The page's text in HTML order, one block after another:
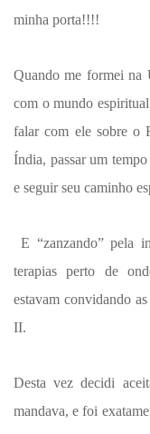
minha porta!!!!
Quando me formei na
com o mundo
falar com ele sobre o
Índia, passar um
e seguir seu caminho
E “zanzando” pela
terapias perto de
estavam convidando
II.
Desta vez decidi
mandava, e foi